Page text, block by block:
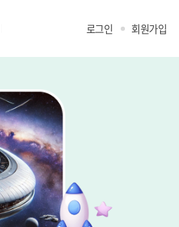
로그인 회원가입